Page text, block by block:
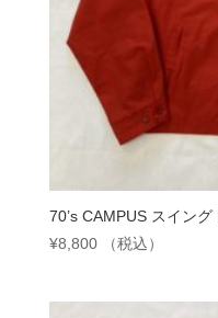
70’s CAMPUS スイン
¥8,800 （税込）